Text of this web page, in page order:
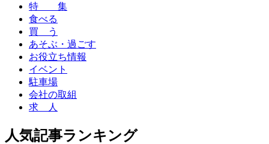
特 集
食べる
買 う
あそぶ・過ごす
お役立ち情報
イベント
駐車場
会社の取組
求 人
人気記事ランキング